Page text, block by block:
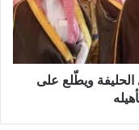
الحليفة ويطّلع على